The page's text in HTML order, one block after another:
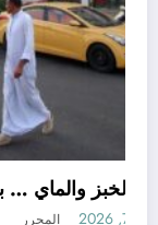
“منريد الخبز
أغسطس 7, 2026